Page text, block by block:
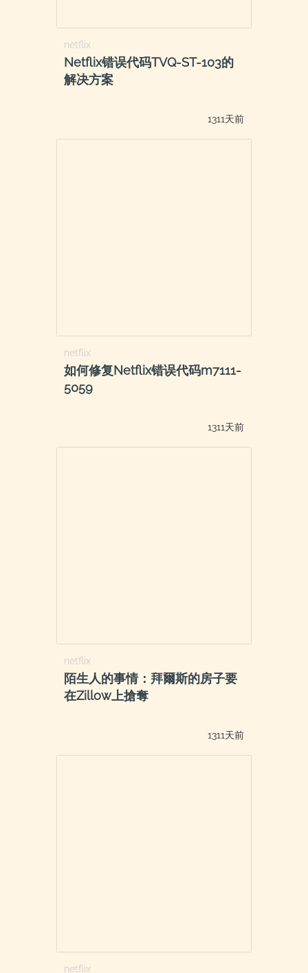
netflix
Netflix错误代码TVQ-ST-103的
解决方案
1311天前
netflix
如何修复Netflix错误代码m7111-
5059
1311天前
netflix
陌生人的事情：拜爾斯的房子要
在Zillow上搶奪
1311天前
netflix